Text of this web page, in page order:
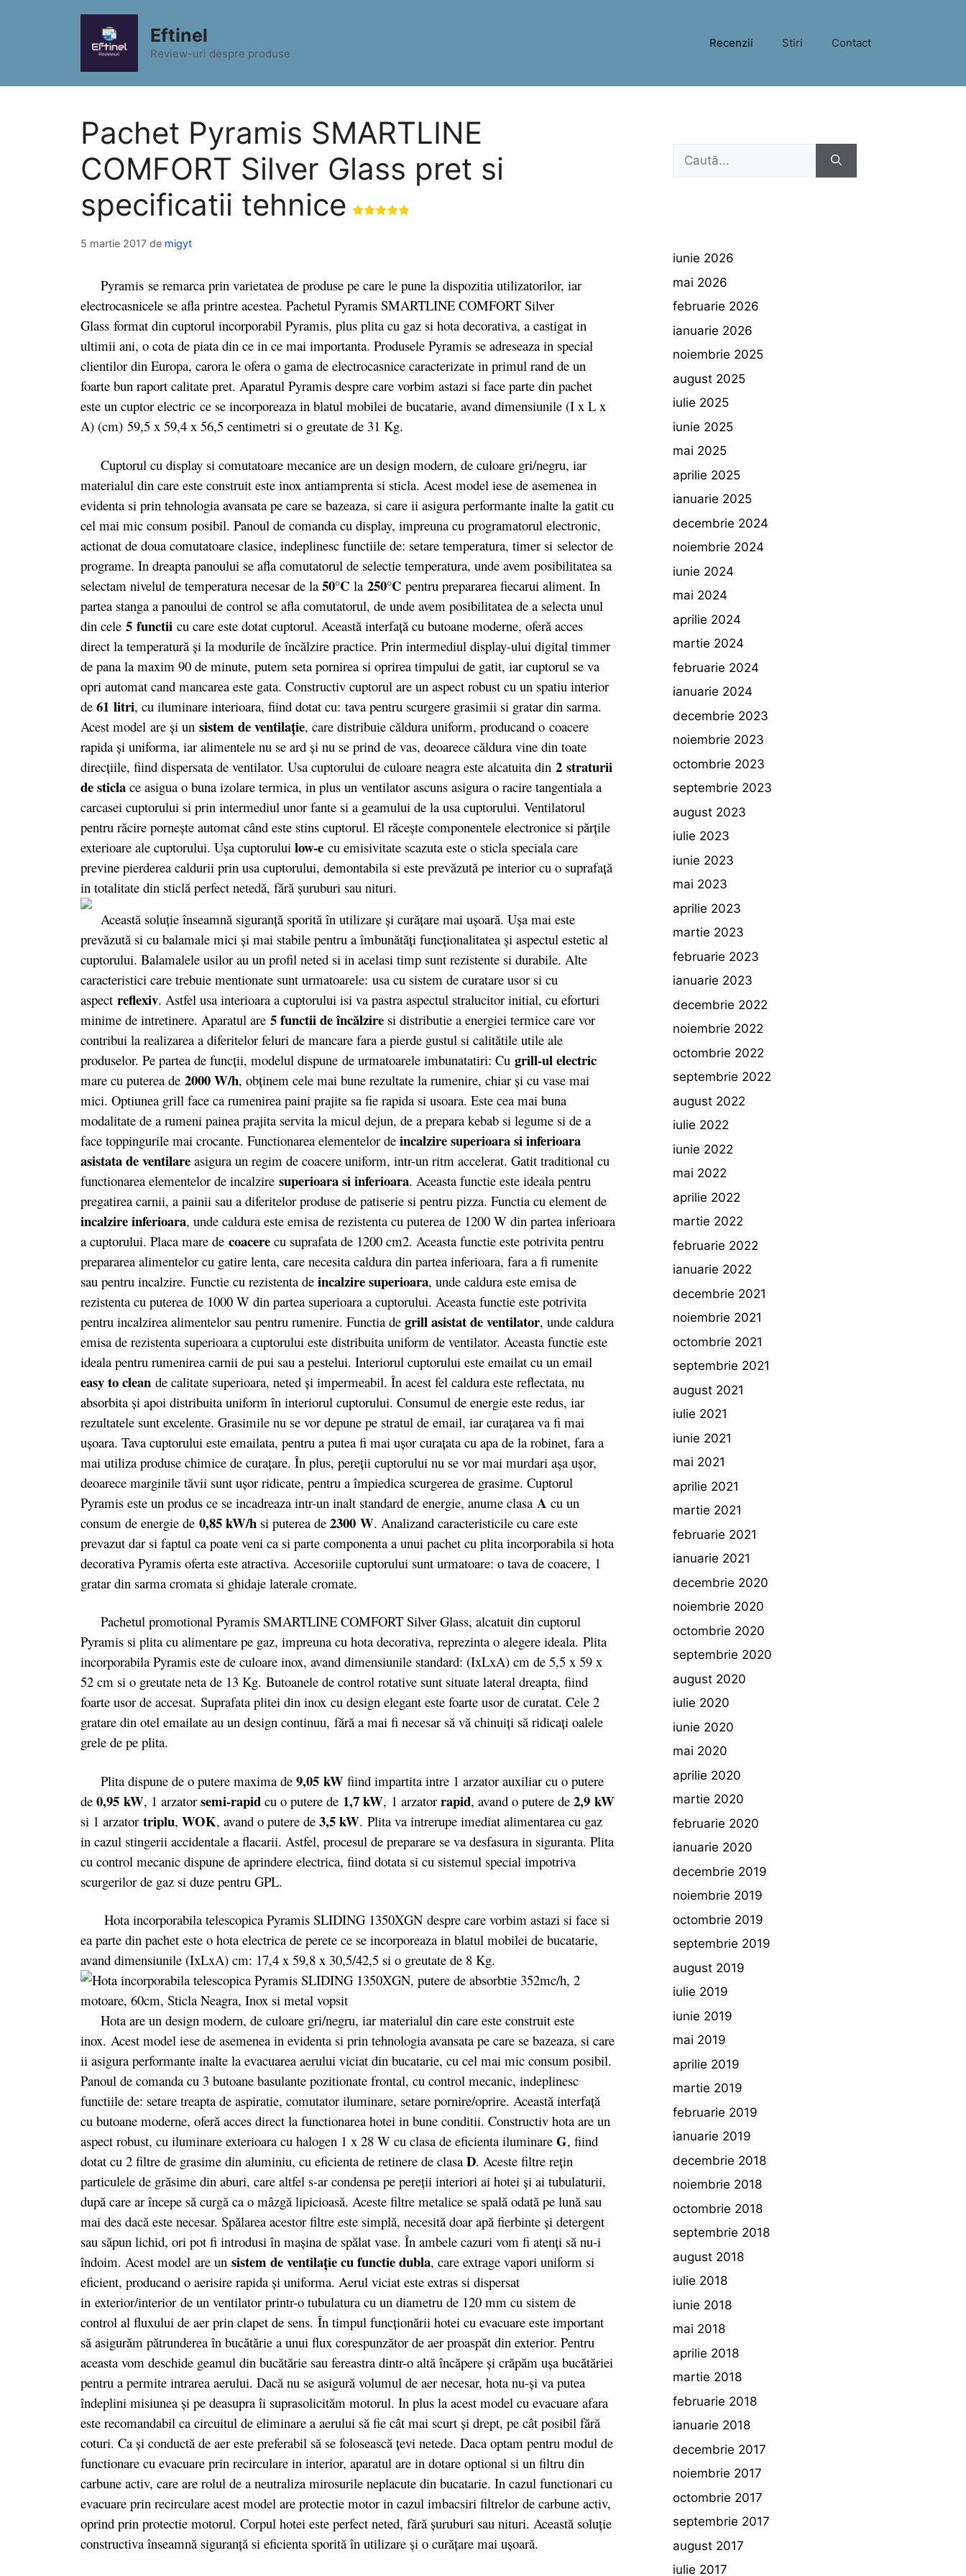
Eftinel
Review-uri despre produse
Recenzii Stiri Contact
Pachet Pyramis SMARTLINE
COMFORT Silver Glass pret si
specificatii tehnice
5 martie 2017 de migyt
Pyramis se remarca prin varietatea de produse pe care le pune la dispozitia utilizatorilor, iar
electrocasnicele se afla printre acestea. Pachetul Pyramis SMARTLINE COMFORT Silver
Glass format din cuptorul incorporabil Pyramis, plus plita cu gaz si hota decorativa, a castigat in
ultimii ani, o cota de piata din ce in ce mai importanta. Produsele Pyramis se adreseaza in special
clientilor din Europa, carora le ofera o gama de electrocasnice caracterizate in primul rand de un
foarte bun raport calitate pret. Aparatul Pyramis despre care vorbim astazi si face parte din pachet
este un cuptor electric ce se incorporeaza in blatul mobilei de bucatarie, avand dimensiunile (I x L x
A) (cm) 59,5 x 59,4 x 56,5 centimetri si o greutate de 31 Kg.
Cuptorul cu display si comutatoare mecanice are un design modern, de culoare gri/negru, iar
materialul din care este construit este inox antiamprenta si sticla. Acest model iese de asemenea in
evidenta si prin tehnologia avansata pe care se bazeaza, si care ii asigura performante inalte la gatit cu
cel mai mic consum posibil. Panoul de comanda cu display, impreuna cu programatorul electronic,
actionat de doua comutatoare clasice, indeplinesc functiile de: setare temperatura, timer si selector de
programe. In dreapta panoului se afla comutatorul de selectie temperatura, unde avem posibilitatea sa
selectam nivelul de temperatura necesar de la 50°C la 250°C pentru prepararea fiecarui aliment. In
partea stanga a panoului de control se afla comutatorul, de unde avem posibilitatea de a selecta unul
din cele 5 functii cu care este dotat cuptorul. Această interfaţă cu butoane moderne, oferă acces
direct la temperatură şi la modurile de încălzire practice. Prin intermediul display-ului digital timmer
de pana la maxim 90 de minute, putem seta pornirea si oprirea timpului de gatit, iar cuptorul se va
opri automat cand mancarea este gata. Constructiv cuptorul are un aspect robust cu un spatiu interior
de 61 litri, cu iluminare interioara, fiind dotat cu: tava pentru scurgere grasimii si gratar din sarma.
Acest model are şi un sistem de ventilaţie, care distribuie căldura uniform, producand o coacere
rapida şi uniforma, iar alimentele nu se ard şi nu se prind de vas, deoarece căldura vine din toate
direcţiile, fiind dispersata de ventilator. Usa cuptorului de culoare neagra este alcatuita din 2 straturii
de sticla ce asigua o buna izolare termica, in plus un ventilator ascuns asigura o racire tangentiala a
carcasei cuptorului si prin intermediul unor fante si a geamului de la usa cuptorului. Ventilatorul
pentru răcire porneşte automat când este stins cuptorul. El răceşte componentele electronice si părţile
exterioare ale cuptorului. Uşa cuptorului low-e cu emisivitate scazuta este o sticla speciala care
previne pierderea caldurii prin usa cuptorului, demontabila si este prevăzută pe interior cu o suprafaţă
in totalitate din sticlă perfect netedă, fără şuruburi sau nituri.
Această soluţie înseamnă siguranţă sporită în utilizare şi curăţare mai uşoară. Uşa mai este
prevăzută si cu balamale mici şi mai stabile pentru a îmbunătăţi funcţionalitatea şi aspectul estetic al
cuptorului. Balamalele usilor au un profil neted si in acelasi timp sunt rezistente si durabile. Alte
caracteristici care trebuie mentionate sunt urmatoarele: usa cu sistem de curatare usor si cu
aspect reflexiv. Astfel usa interioara a cuptorului isi va pastra aspectul stralucitor initial, cu eforturi
minime de intretinere. Aparatul are 5 functii de încălzire si distributie a energiei termice care vor
contribui la realizarea a diferitelor feluri de mancare fara a pierde gustul si calitătile utile ale
produselor. Pe partea de funcții, modelul dispune de urmatoarele imbunatatiri: Cu grill-ul electric
mare cu puterea de 2000 W/h, obţinem cele mai bune rezultate la rumenire, chiar şi cu vase mai
mici. Optiunea grill face ca rumenirea paini prajite sa fie rapida si usoara. Este cea mai buna
modalitate de a rumeni painea prajita servita la micul dejun, de a prepara kebab si legume si de a
face toppingurile mai crocante. Functionarea elementelor de incalzire superioara si inferioara
asistata de ventilare asigura un regim de coacere uniform, intr-un ritm accelerat. Gatit traditional cu
functionarea elementelor de incalzire superioara si inferioara. Aceasta functie este ideala pentru
pregatirea carnii, a painii sau a diferitelor produse de patiserie si pentru pizza. Functia cu element de
incalzire inferioara, unde caldura este emisa de rezistenta cu puterea de 1200 W din partea inferioara
a cuptorului. Placa mare de coacere cu suprafata de 1200 cm2. Aceasta functie este potrivita pentru
prepararea alimentelor cu gatire lenta, care necesita caldura din partea inferioara, fara a fi rumenite
sau pentru incalzire. Functie cu rezistenta de incalzire superioara, unde caldura este emisa de
rezistenta cu puterea de 1000 W din partea superioara a cuptorului. Aceasta functie este potrivita
pentru incalzirea alimentelor sau pentru rumenire. Functia de grill asistat de ventilator, unde caldura
emisa de rezistenta superioara a cuptorului este distribuita uniform de ventilator. Aceasta functie este
ideala pentru rumenirea carnii de pui sau a pestelui. Interiorul cuptorului este emailat cu un email
easy to clean de calitate superioara, neted şi impermeabil. În acest fel caldura este reflectata, nu
absorbita şi apoi distribuita uniform în interiorul cuptorului. Consumul de energie este redus, iar
rezultatele sunt excelente. Grasimile nu se vor depune pe stratul de email, iar curaţarea va fi mai
uşoara. Tava cuptorului este emailata, pentru a putea fi mai ușor curațata cu apa de la robinet, fara a
mai utiliza produse chimice de curațare. În plus, pereții cuptorului nu se vor mai murdari așa ușor,
deoarece marginile tăvii sunt ușor ridicate, pentru a împiedica scurgerea de grasime. Cuptorul
Pyramis este un produs ce se incadreaza intr-un inalt standard de energie, anume clasa A cu un
consum de energie de 0,85 kW/h si puterea de 2300 W. Analizand caracteristicile cu care este
prevazut dar si faptul ca poate veni ca si parte componenta a unui pachet cu plita incorporabila si hota
decorativa Pyramis oferta este atractiva. Accesoriile cuptorului sunt urmatoare: o tava de coacere, 1
gratar din sarma cromata si ghidaje laterale cromate.
Pachetul promotional Pyramis SMARTLINE COMFORT Silver Glass, alcatuit din cuptorul
Pyramis si plita cu alimentare pe gaz, impreuna cu hota decorativa, reprezinta o alegere ideala. Plita
incorporabila Pyramis este de culoare inox, avand dimensiunile standard: (IxLxA) cm de 5,5 x 59 x
52 cm si o greutate neta de 13 Kg. Butoanele de control rotative sunt situate lateral dreapta, fiind
foarte usor de accesat. Suprafata plitei din inox cu design elegant este foarte usor de curatat. Cele 2
gratare din otel emailate au un design continuu, fără a mai fi necesar să vă chinuiţi să ridicaţi oalele
grele de pe plita.
Plita dispune de o putere maxima de 9,05 kW fiind impartita intre 1 arzator auxiliar cu o putere
de 0,95 kW, 1 arzator semi-rapid cu o putere de 1,7 kW, 1 arzator rapid, avand o putere de 2,9 kW
si 1 arzator triplu, WOK, avand o putere de 3,5 kW. Plita va intrerupe imediat alimentarea cu gaz
in cazul stingerii accidentale a flacarii. Astfel, procesul de preparare se va desfasura in siguranta. Plita
cu control mecanic dispune de aprindere electrica, fiind dotata si cu sistemul special impotriva
scurgerilor de gaz si duze pentru GPL.
Hota incorporabila telescopica Pyramis SLIDING 1350XGN despre care vorbim astazi si face si
ea parte din pachet este o hota electrica de perete ce se incorporeaza in blatul mobilei de bucatarie,
avand dimensiunile (IxLxA) cm: 17,4 x 59,8 x 30,5/42,5 si o greutate de 8 Kg.
Hota are un design modern, de culoare gri/negru, iar materialul din care este construit este
inox. Acest model iese de asemenea in evidenta si prin tehnologia avansata pe care se bazeaza, si care
ii asigura performante inalte la evacuarea aerului viciat din bucatarie, cu cel mai mic consum posibil.
Panoul de comanda cu 3 butoane basulante pozitionate frontal, cu control mecanic, indeplinesc
functiile de: setare treapta de aspiratie, comutator iluminare, setare pornire/oprire. Această interfaţă
cu butoane moderne, oferă acces direct la functionarea hotei in bune conditii. Constructiv hota are un
aspect robust, cu iluminare exterioara cu halogen 1 x 28 W cu clasa de eficienta iluminare G, fiind
dotat cu 2 filtre de grasime din aluminiu, cu eficienta de retinere de clasa D. Aceste filtre reţin
particulele de grăsime din aburi, care altfel s-ar condensa pe pereţii interiori ai hotei şi ai tubulaturii,
după care ar începe să curgă ca o mâzgă lipicioasă. Aceste filtre metalice se spală odată pe lună sau
mai des dacă este necesar. Spălarea acestor filtre este simplă, necesită doar apă fierbinte şi detergent
sau săpun lichid, ori pot fi introdusi în maşina de spălat vase. În ambele cazuri vom fi atenţi să nu-i
îndoim. Acest model are un sistem de ventilaţie cu functie dubla, care extrage vapori uniform si
eficient, producand o aerisire rapida şi uniforma. Aerul viciat este extras si dispersat
in exterior/interior de un ventilator printr-o tubulatura cu un diametru de 120 mm cu sistem de
control al fluxului de aer prin clapet de sens. În timpul funcţionării hotei cu evacuare este important
să asigurăm pătrunderea în bucătărie a unui flux corespunzător de aer proaspăt din exterior. Pentru
aceasta vom deschide geamul din bucătărie sau fereastra dintr-o altă încăpere şi crăpăm uşa bucătăriei
pentru a permite intrarea aerului. Dacă nu se asigură volumul de aer necesar, hota nu-şi va putea
îndeplini misiunea şi pe deasupra îi suprasolicităm motorul. In plus la acest model cu evacuare afara
este recomandabil ca circuitul de eliminare a aerului să fie cât mai scurt şi drept, pe cât posibil fără
coturi. Ca şi conductă de aer este preferabil să se folosească ţevi netede. Daca optam pentru modul de
functionare cu evacuare prin recirculare in interior, aparatul are in dotare optional si un filtru din
carbune activ, care are rolul de a neutraliza mirosurile neplacute din bucatarie. In cazul functionari cu
evacuare prin recirculare acest model are protectie motor in cazul imbacsiri filtrelor de carbune activ,
oprind prin protectie motorul. Corpul hotei este perfect neted, fără şuruburi sau nituri. Această soluţie
constructiva înseamnă siguranţă si eficienta sporită în utilizare şi o curăţare mai uşoară.
Caută
iunie 2026
mai 2026
februarie 2026
ianuarie 2026
noiembrie 2025
august 2025
iulie 2025
iunie 2025
mai 2025
aprilie 2025
ianuarie 2025
decembrie 2024
noiembrie 2024
iunie 2024
mai 2024
aprilie 2024
martie 2024
februarie 2024
ianuarie 2024
decembrie 2023
noiembrie 2023
octombrie 2023
septembrie 2023
august 2023
iulie 2023
iunie 2023
mai 2023
aprilie 2023
martie 2023
februarie 2023
ianuarie 2023
decembrie 2022
noiembrie 2022
octombrie 2022
septembrie 2022
august 2022
iulie 2022
iunie 2022
mai 2022
aprilie 2022
martie 2022
februarie 2022
ianuarie 2022
decembrie 2021
noiembrie 2021
octombrie 2021
septembrie 2021
august 2021
iulie 2021
iunie 2021
mai 2021
aprilie 2021
martie 2021
februarie 2021
ianuarie 2021
decembrie 2020
noiembrie 2020
octombrie 2020
septembrie 2020
august 2020
iulie 2020
iunie 2020
mai 2020
aprilie 2020
martie 2020
februarie 2020
ianuarie 2020
decembrie 2019
noiembrie 2019
octombrie 2019
septembrie 2019
august 2019
iulie 2019
iunie 2019
mai 2019
aprilie 2019
martie 2019
februarie 2019
ianuarie 2019
decembrie 2018
noiembrie 2018
octombrie 2018
septembrie 2018
august 2018
iulie 2018
iunie 2018
mai 2018
aprilie 2018
martie 2018
februarie 2018
ianuarie 2018
decembrie 2017
noiembrie 2017
octombrie 2017
septembrie 2017
august 2017
iulie 2017